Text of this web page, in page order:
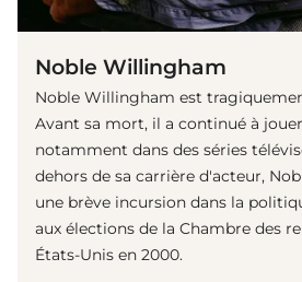
Noble Willingham
Noble Willingham est
Avant sa mort, il a continué à
notamment dans des séries
dehors de sa carrière d'acteur,
une brève incursion dans la
aux élections de la Chambre des
États-Unis en 2000.